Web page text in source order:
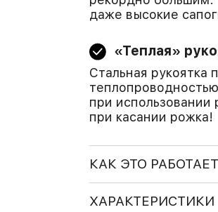
даже высокие
«Теплая»
Стальная рукоятка
при
при касании рожка!
КАК ЭТО РАБОТАЕТ
ХАРАКТЕРИСТИКИ